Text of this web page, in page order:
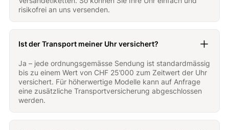
risikofrei an uns versenden.
Ist der Transport meiner Uhr versichert?
Ja – jede ordnungsgemässe Sendung ist standardmässig
bis zu einem Wert von CHF 25’000 zum Zeitwert der Uhr
versichert. Für höherwertige Modelle kann auf Anfrage
eine zusätzliche Transportversicherung abgeschlossen
werden.